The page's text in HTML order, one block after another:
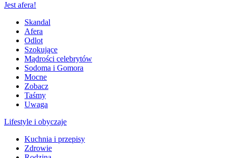
Jest afera!
Skandal
Afera
Odlot
Szokujące
Mądrości celebrytów
Sodoma i Gomora
Mocne
Zobacz
Taśmy
Uwaga
Lifestyle i obyczaje
Kuchnia i przepisy
Zdrowie